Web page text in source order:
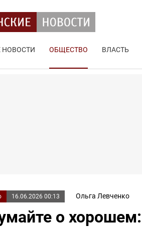
НОВОСТИ ОБЩЕСТВО ВЛАСТЬ
16.06.2026 00:13 Ольга Левченко
о